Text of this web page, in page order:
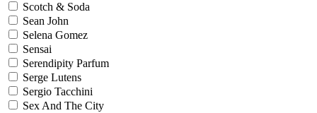
Scotch & Soda
Sean John
Selena Gomez
Sensai
Serendipity Parfum
Serge Lutens
Sergio Tacchini
Sex And The City